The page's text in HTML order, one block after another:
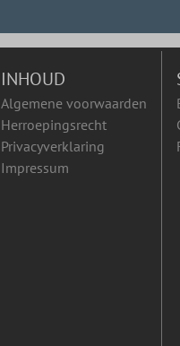
INHOUD
Algemene voorwaarden
Herroepingsrecht
Privacyverklaring
Impressum